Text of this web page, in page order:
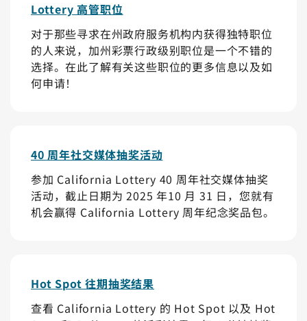
Lottery 高管职位
对于那些寻求在州政府服务机构内获得独特职位
的人来说，加州彩票行政级别职位是一个不错的
选择。在此了解有关这些职位的更多信息以及如
何申请！
40 周年社交媒体抽奖活动
参加 California Lottery 40 周年社交媒体抽奖
活动，截止日期为 2025 年10 月 31 日，您就有
机会赢得 California Lottery 周年纪念奖品包。
Hot Spot 往期抽奖结果
查看 California Lottery 的 Hot Spot 以及 Hot